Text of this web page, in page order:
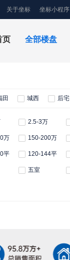
关于坐标 坐标小程序
页 全部楼盘
田 城西 后宅
2.5-3万
万 150-200万
平 120-144平
五室